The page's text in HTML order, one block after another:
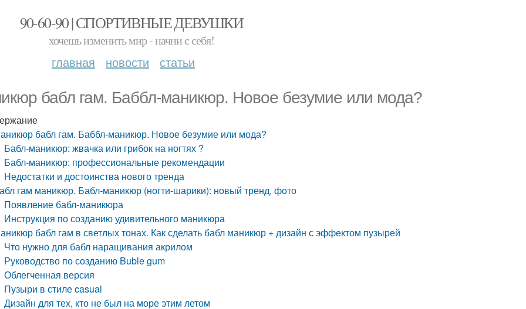
90-60-90 | СПОРТИВНЫЕ ДЕВУШКИ
хочешь изменить мир - начни с себя!
главная новости статьи
бабл гам. Баббл-маникюр. Новое безумие или мода?
бабл гам. Баббл-маникюр. Новое безумие или мода?
Бабл-маникюр: жвачка или грибок на ногтях ?
Бабл-маникюр: профессиональные рекомендации
Недостатки и достоинства нового тренда
гам маникюр. Бабл-маникюр (ногти-шарики): новый тренд, фото
Появление бабл-маникюра
Инструкция по созданию удивительного маникюра
бабл гам в светлых тонах. Как сделать бабл маникюр + дизайн с эффектом пузырей
Что нужно для бабл наращивания акрилом
Руководство по созданию Buble gum
Облегченная версия
Пузыри в стиле casual
Дизайн для тех, кто не был на море этим летом